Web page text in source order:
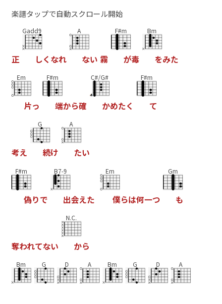
楽譜タップで自動スクロール開始
正
Gadd9
しく なれ
A
ない 霧
F#m
が毒
Bm
をみた
Em
片っ
F#m
端から確
C#/G#
かめたく
F#m
て
考え
G
続け
A
たい
F#m
偽りで
B7-9
出会えた
Em
僕らは何一つ
Gm
も
奪われてない
N.C.
から
Bm G D A Bm G D A